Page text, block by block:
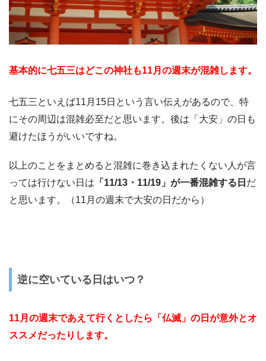
基本的に七五三はどこの神社も11月の週末が混雑します。
七五三といえば11月15日という言い伝えがあるので、特
にその周辺は混雑必至だと思います。後は「大安」の日も
避けたほうがいいですね。
以上のことをまとめると混雑に巻き込まれたくない人が言
っては行けない日は 「11/13・11/19」が一番混雑する日 だ
と思います。（11月の週末で大安の日だから）
逆に空いている日はいつ？
11月の週末であえて行くとしたら「仏滅」の日が意外とオ
ススメだったりします。